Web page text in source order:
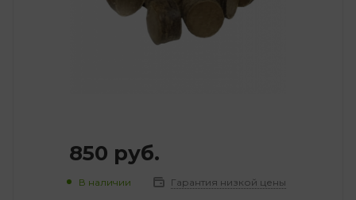
850 руб.
В наличии Гарантия низкой цены